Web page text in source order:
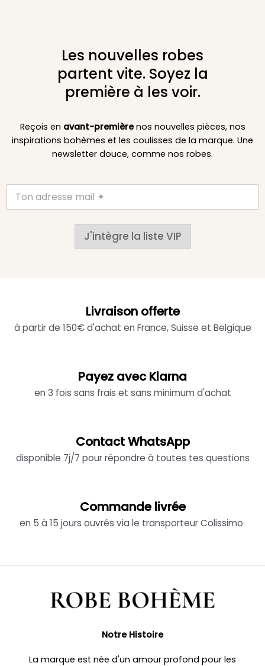
Les nouvelles robes
partent vite. Soyez la
première à les voir.
Reçois en avant-premièrenos nouvelles pièces, nos
inspirations bohèmes et les coulisses de la marque. Une
newsletter douce, comme nos robes.
J'intègre la liste VIP
Livraison offerte
à partir de 150€ d'achat en France, Suisse et Belgique
Payez avec Klarna
en 3 fois sans frais et sans minimum d'achat
Contact WhatsApp
disponible 7j/7 pour répondre à toutes tes questions
Commande livrée
en 5 à 15 jours ouvrés via le transporteur Colissimo
Notre Histoire
La marque est née d'un amour profond pour les